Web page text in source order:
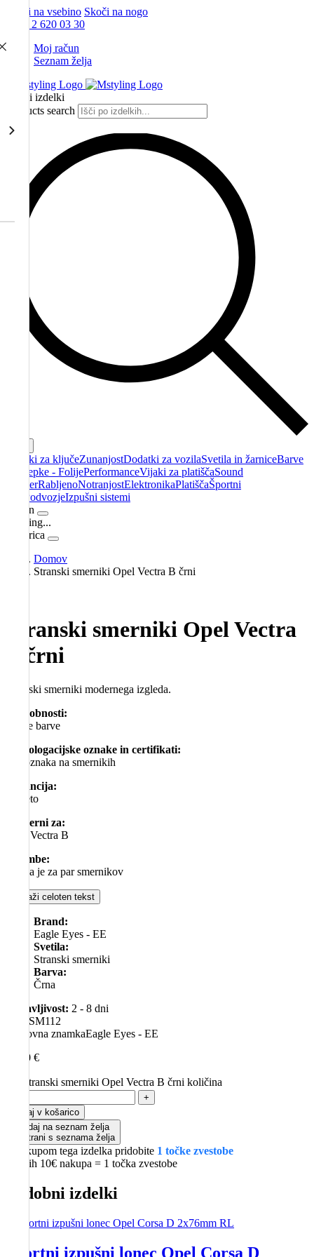
Skoči na vsebino Skoči na nogo
+386 2 620 03 30
Moj račun
Seznam želja
Vsi izdelki
Products search
Obeski za ključeZunanjostDodatki za vozilaSvetila in žarniceBarve
- Nalepke - FolijePerformanceVijaki za platiščaSound
boosterRabljenoNotranjostElektronikaPlatiščaŠportni
PodvozjeIzpušni sistemi
Račun
Loading...
Košarica
Domov
Stranski smerniki Opel Vectra B črni
Stranski smerniki Opel Vectra
B črni
Stranski smerniki modernega izgleda.
Podrobnosti:
– črne barve
Homologacijske oznake in certifikati:
– E-oznaka na smernikih
Garancija:
– 1 leto
Primerni za:
Opel Vectra B
Opombe:
– cena je za par smernikov
Prikaži celoten tekst
Brand:
Eagle Eyes - EE
Svetila:
Stranski smerniki
Barva:
Črna
Dobavljivost: 2 - 8 dni
SM112
Blagovna znamkaEagle Eyes - EE
15,00 €
Stranski smerniki Opel Vectra B črni količina
+
Dodaj v košarico
Dodaj na seznam želja
Odstrani s seznama želja
Z nakupom tega izdelka pridobite 1 točke zvestobe
Vsakih 10€ nakupa = 1 točka zvestobe
Podobni izdelki
Športni izpušni lonec Opel Corsa D